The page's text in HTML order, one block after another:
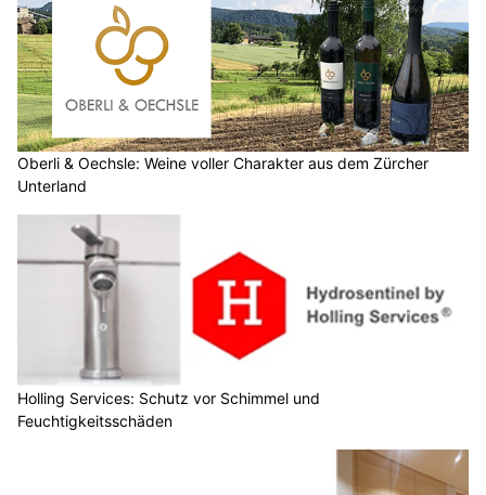
Oberli & Oechsle: Weine voller Charakter aus dem Zürcher
Unterland
Holling Services: Schutz vor Schimmel und
Feuchtigkeitsschäden